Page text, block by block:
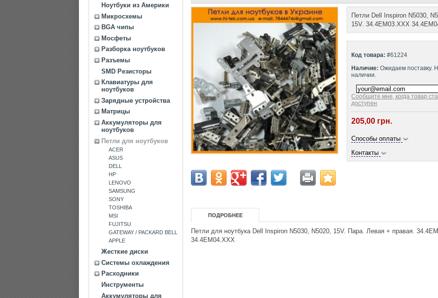
Ноутбуки из Америки
Микросхемы
BGA чипы
Мосфеты
Разборка ноутбуков
Разъемы
SMD Резисторы
Клавиатуры для
ноутбуков
Зарядные устройства
Матрицы
Аккумуляторы для
ноутбуков
Петли для ноутбуков
ACER
ASUS
DELL
HP
LENOVO
SAMSUNG
SONY
TOSHIBA
MSI
FUJITSU
GATEWAY / PACKARD BELL
APPLE
Жесткие диски
Системы охлаждения
Расходники
Инструменты
Аккумуляторы для
Петли Dell Inspiron N5030,
15V. 34.4EM03.XXX
Код товара: #61224
Наличие: Ожидаем поставку.
наличии.
Сообщите мне, когда товар
доступен
205,00 грн.
Способы оплаты
Контакты
ПОДРОБНЕЕ
Петли для ноутбука Dell Inspiron N5030, N5020, 15V. Пара. Левая + правая.
34.4EM04.XXX